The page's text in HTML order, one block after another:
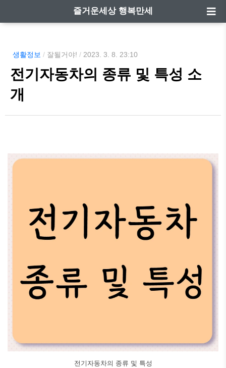
즐거운세상 행복만세
생활정보 / 잘될거야! / 2023. 3. 8. 23:10
전기자동차의 종류 및 특성 소
개
전기자동차의 종류 및 특성